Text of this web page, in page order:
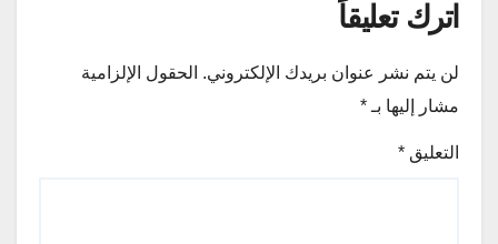
اترك تعليقاً
لن يتم نشر عنوان بريدك الإلكتروني. الحقول الإلزامية
مشار إليها بـ *
التعليق *